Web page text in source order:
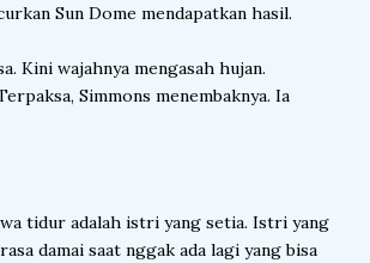
Sun Dome mendapatkan hasil.
Kini wajahnya mengasah hujan.
Simmons menembaknya. Ia
tidur adalah istri yang setia. Istri yang
damai saat nggak ada lagi yang bisa